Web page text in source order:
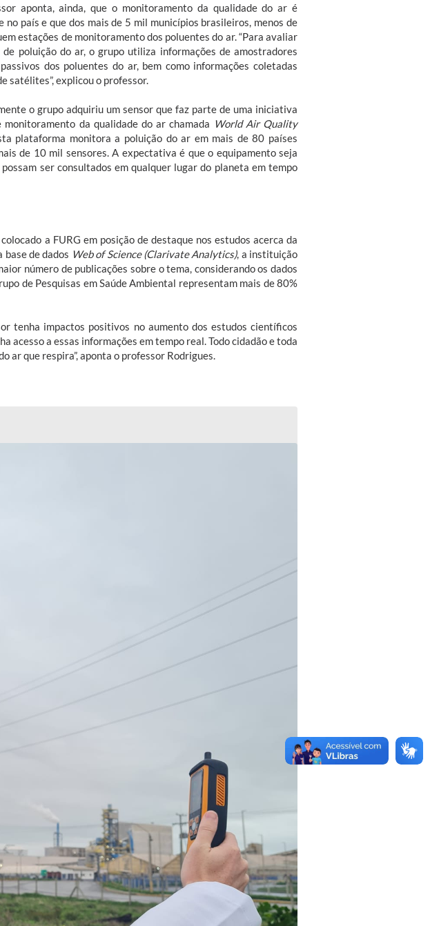
aponta, ainda, que o monitoramento da qualidade do ar é
no país e que dos mais de 5 mil municípios brasileiros, menos de
estações de monitoramento dos poluentes do ar. “Para avaliar
de poluição do ar, o grupo utiliza informações de amostradores
dos poluentes do ar, bem como informações coletadas
satélites”, explicou o professor.
o grupo adquiriu um sensor que faz parte de uma iniciativa
monitoramento da qualidade do ar chamada World Air Quality
plataforma monitora a poluição do ar em mais de 80 países
de 10 mil sensores. A expectativa é que o equipamento seja
ser consultados em qualquer lugar do planeta em tempo
a FURG em posição de destaque nos estudos acerca da
base de dados Web of Science (Clarivate Analytics), a instituição
número de publicações sobre o tema, considerando os dados
de Pesquisas em Saúde Ambiental representam mais de 80%
tenha impactos positivos no aumento dos estudos científicos
acesso a essas informações em tempo real. Todo cidadão e toda
ar que respira”, aponta o professor Rodrigues.